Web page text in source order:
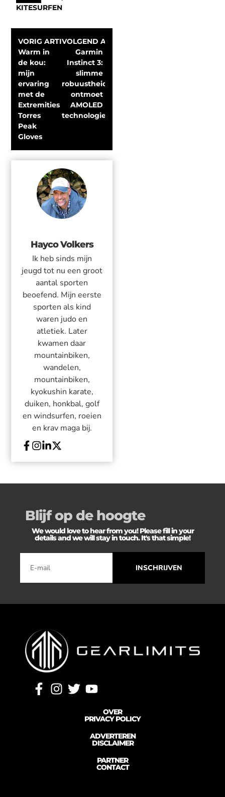
KITESURFEN
VORIG ARTIKEL
Warm in
de kou:
mijn
ervaring
met de
Extremities
Torres
Peak
Gloves
VOLGEND ARTIKEL
Garmin
Instinct 3:
slimme
robuustheid
ontmoet
AMOLED
technologie
Hayco Volkers
Ik heb sinds mijn
jeugd tot nu een groot
aantal sporten
beoefend. Mijn eerste
sporten als kind
waren judo en
atletiek. Later
kwamen daar
mountainbiken,
wandelen,
mountainbiken,
kyokushin karate,
duiken, honkbal, golf
en windsurfen, roeien
en krav maga bij.
Blijf op de hoogte
We would love to hear from you! Please fill in your
details and we will stay in touch. It's that simple!
INSCHRIJVEN
OVER
PRIVACY POLICY
ADVERTEREN
DISCLAIMER
PARTNER
CONTACT